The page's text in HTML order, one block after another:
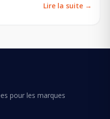
Lire la suite →
pour les marques